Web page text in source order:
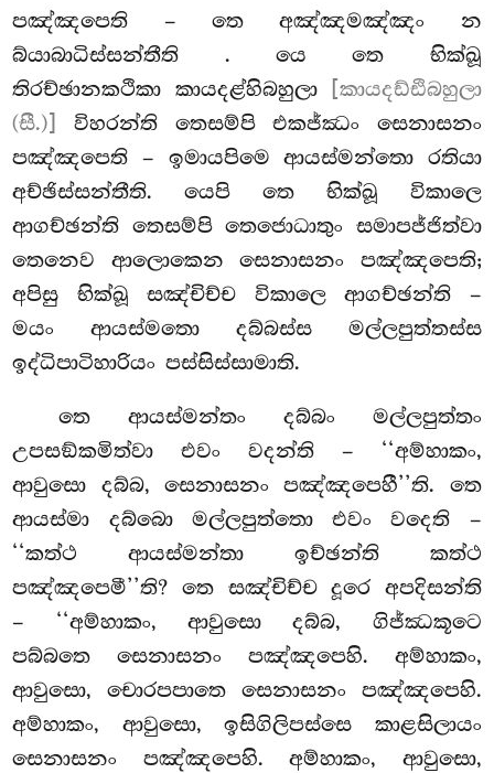
පඤ්ඤපෙති – තෙ අඤ්ඤමඤ්ඤං න
බ්යාබාධිස්සන්තීති . යෙ තෙ භික්ඛූ
තිරච්ඡානකථිකා කායදළ්හිබහුලා
[කායදඩ්ඪිබහුලා
(සී.)]
විහරන්ති තෙසම්පි එකජ්ඣං සෙනාසනං
පඤ්ඤපෙති – ඉමායපිමෙ ආයස්මන්තො රතියා
අච්ඡිස්සන්තීති. යෙපි තෙ භික්ඛූ විකාලෙ
ආගච්ඡන්ති තෙසම්පි තෙජොධාතුං සමාපජ්ජිත්වා
තෙනෙව ආලොකෙන සෙනාසනං පඤ්ඤපෙති;
අපිසු භික්ඛූ සඤ්චිච්ච විකාලෙ ආගච්ඡන්ති –
මයං ආයස්මතො දබ්බස්ස මල්ලපුත්තස්ස
ඉද්ධිපාටිහාරියං පස්සිස්සාමාති.
තෙ ආයස්මන්තං දබ්බං මල්ලපුත්තං
උපසඞ්කමිත්වා එවං වදන්ති – ‘‘අම්හාකං,
ආවුසො දබ්බ, සෙනාසනං පඤ්ඤපෙහී’’ති. තෙ
ආයස්මා දබ්බො මල්ලපුත්තො එවං වදෙති –
‘‘කත්ථ ආයස්මන්තා ඉච්ඡන්ති කත්ථ
පඤ්ඤපෙමී’’ති? තෙ සඤ්චිච්ච දූරෙ අපදිසන්ති
– ‘‘අම්හාකං, ආවුසො දබ්බ, ගිජ්ඣකූටෙ
පබ්බතෙ සෙනාසනං පඤ්ඤපෙහි. අම්හාකං,
ආවුසො, චොරපපාතෙ සෙනාසනං පඤ්ඤපෙහි.
අම්හාකං, ආවුසො, ඉසිගිලිපස්සෙ කාළසිලායං
සෙනාසනං පඤ්ඤපෙහි. අම්හාකං, ආවුසො,